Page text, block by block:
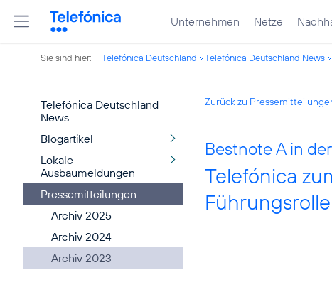
Unternehmen Netze
Sie sind hier: Telefónica Deutschland Telefónica Deutschland News
Telefónica Deutschland
News
Blogartikel
Lokale
Ausbaumeldungen
Pressemitteilungen
Archiv 2025
Archiv 2024
Archiv 2023
Zurück zu
Bestnote A in
Telefónica